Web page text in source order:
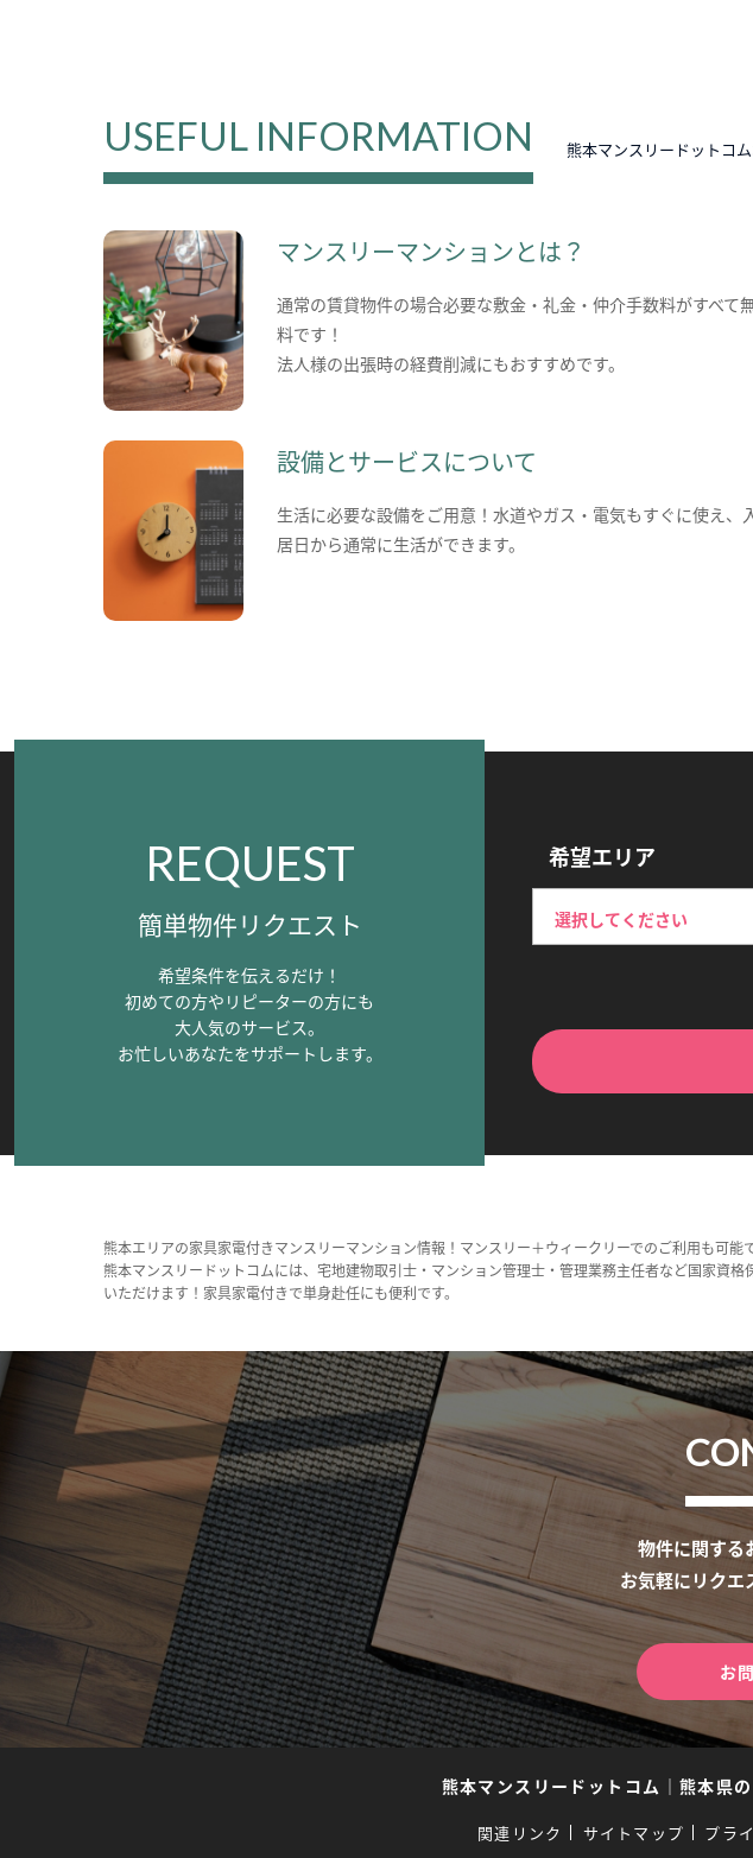
USEFUL INFORMATION 熊本マンスリードットコ
マンスリーマンションとは？
通常の賃貸物件の場合必要な敷金・礼金・仲介手数料がすべて
料です！
法人様の出張時の経費削減にもおすすめです。
設備とサービスについて
生活に必要な設備をご用意！水道やガス・電気もすぐに使え、
居日から通常に生活ができます。
REQUEST
簡単物件リクエスト
希望条件を伝えるだけ！
初めての方やリピーターの方にも
大人気のサービス。
お忙しいあなたをサポートします。
希望エリア
熊本エリアの家具家電付きマンスリーマンション情報！マンスリー＋ウィークリーでのご利用も可能
熊本マンスリードットコムには、宅地建物取引士・マンション管理士・管理業務主任者など国家資
いただけます！家具家電付きで単身赴任にも便利です。
物件に関する
お気軽にリクエ
お
熊本マンスリードットコム ｜ 熊本県
関連リンク サイトマップ プラ